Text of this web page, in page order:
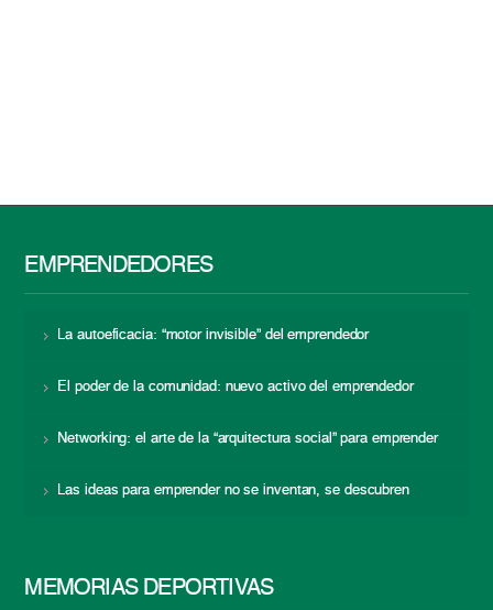
EMPRENDEDORES
La autoeficacia: “motor invisible” del emprendedor
El poder de la comunidad: nuevo activo del emprendedor
Networking: el arte de la “arquitectura social” para emprender
Las ideas para emprender no se inventan, se descubren
MEMORIAS DEPORTIVAS